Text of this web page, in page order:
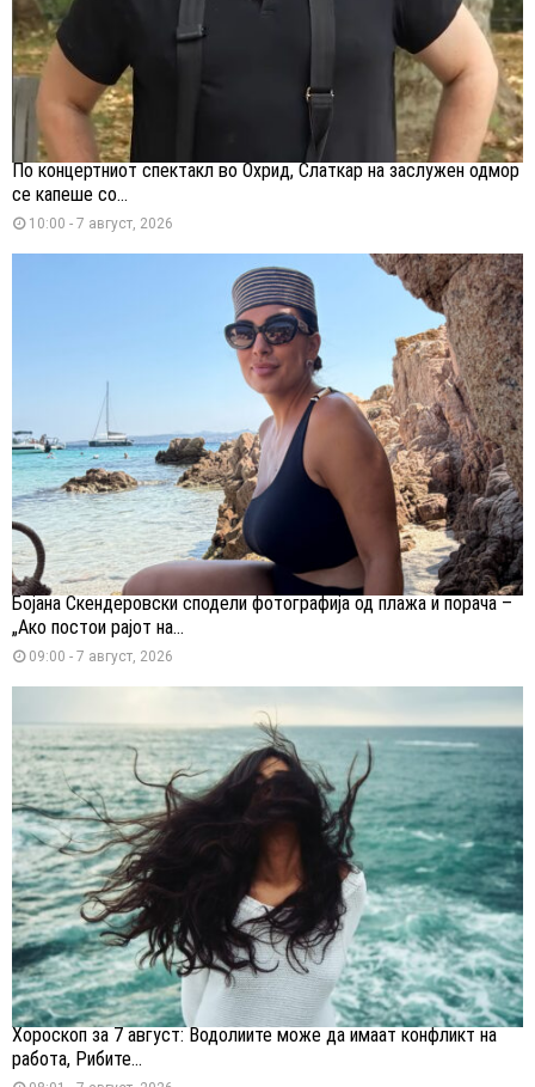
По концертниот спектакл во Охрид, Слаткар на заслужен одмор
се капеше со...
10:00 - 7 август, 2026
Бојана Скендеровски сподели фотографија од плажа и порача –
„Ако постои рајот на...
09:00 - 7 август, 2026
Хороскоп за 7 август: Водолиите може да имаат конфликт на
работа, Рибите...